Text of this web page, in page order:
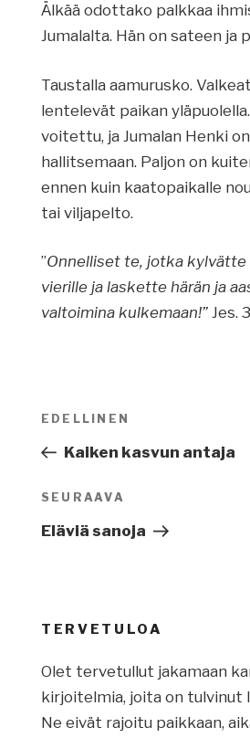
Älkää odottako palkkaa
Jumalalta. Hän on sateen ja
Taustalla aamurusko.
lentelevät paikan
voitettu, ja Jumalan Henki
hallitsemaan. Paljon on
ennen kuin kaatopaikalle
tai viljapelto.
”Onnelliset te, jotka
vierille ja laskette härän ja
valtoimina kulkemaan!” Jes.
Artikkelien
Edellinen
artikkeli
EDELLINEN
Kaiken kasvun antaja
Seuraava
artikkeli
SEURAAVA
Eläviä sanoja
TERVETULOA
Olet tervetullut jakamaan
kirjoitelmia, joita on tulvinut
Ne eivät rajoitu paikkaan,